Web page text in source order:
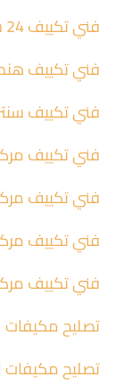
فني تكييف 24 ساعة
فني تكييف
فني تكييف
فني تكييف
فني تكييف
فني تكييف
فني تكييف
تصليح مكيفات
تصليح مكيفات